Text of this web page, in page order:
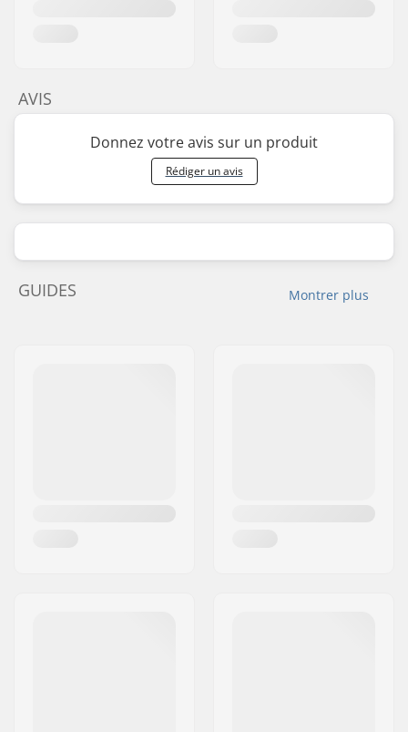
AVIS
Donnez votre avis sur un produit
Rédiger un avis
Montrer plus
GUIDES